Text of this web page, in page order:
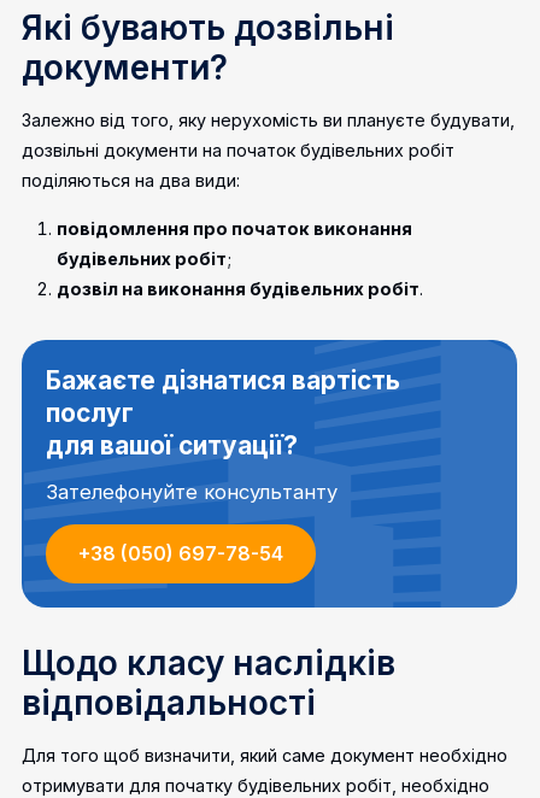
Які бувають дозвільні
документи?
Залежно від того, яку нерухомість ви плануєте будувати,
дозвільні документи на початок будівельних робіт
поділяються на два види:
повідомлення про початок виконання
будівельних робіт;
дозвіл на виконання будівельних робіт.
Бажаєте дізнатися вартість
послуг
для вашої ситуації?
Зателефонуйте консультанту
+38 (050) 697-78-54
Щодо класу наслідків
відповідальності
Для того щоб визначити, який саме документ необхідно
отримувати для початку будівельних робіт, необхідно